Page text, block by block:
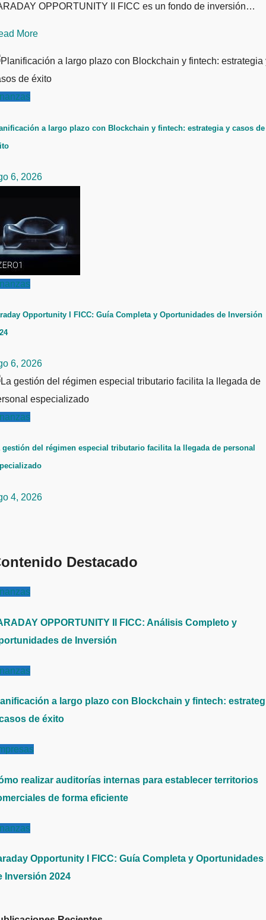
OPPORTUNITY II FICC es un fondo de inversión…
More
a largo plazo con Blockchain y fintech: estrategia y casos de
6, 2026
Opportunity I FICC: Guía Completa y Oportunidades de Inversión
6, 2026
gestión del régimen especial tributario facilita la llegada de personal
4, 2026
Destacado
OPPORTUNITY II FICC: Análisis Completo y
de Inversión
a largo plazo con Blockchain y fintech:
de éxito
realizar auditorías internas para establecer territorios
de forma eficiente
Opportunity I FICC: Guía Completa y Oportunidades
Inversión 2024